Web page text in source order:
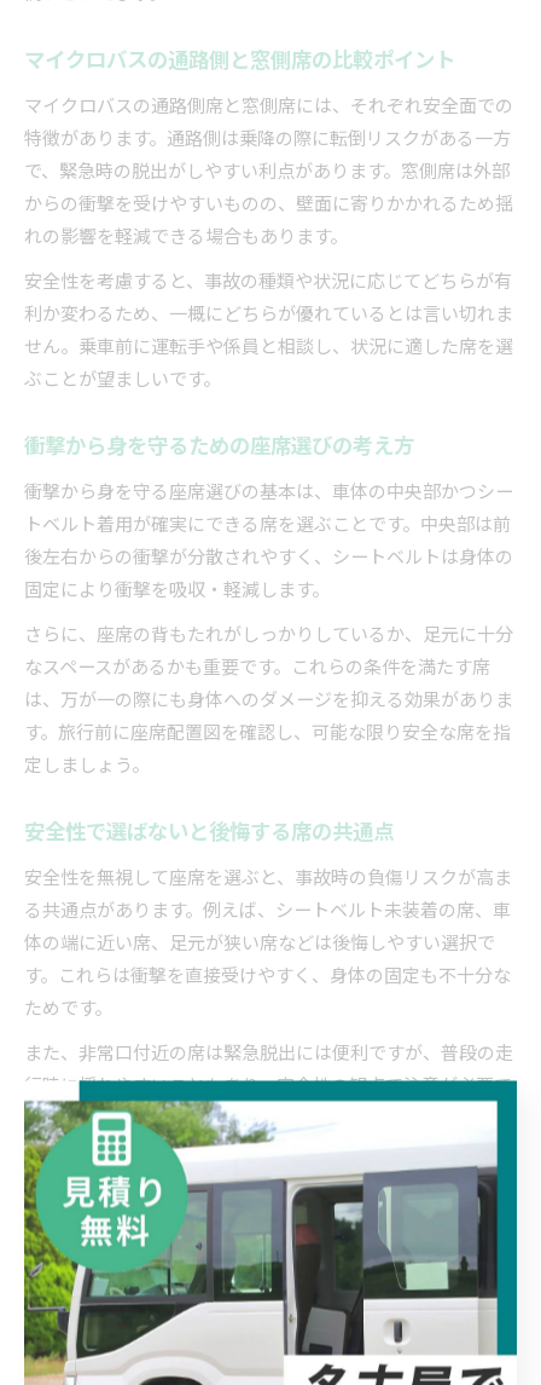
マイクロバスの通路側と窓側席の比較ポイント
マイクロバスの通路側席と窓側席には、それぞれ安全面での
特徴があります。通路側は乗降の際に転倒リスクがある一方
で、緊急時の脱出がしやすい利点があります。窓側席は外部
からの衝撃を受けやすいものの、壁面に寄りかかれるため揺
れの影響を軽減できる場合もあります。
安全性を考慮すると、事故の種類や状況に応じてどちらが有
利か変わるため、一概にどちらが優れているとは言い切れま
せん。乗車前に運転手や係員と相談し、状況に適した席を選
ぶことが望ましいです。
衝撃から身を守るための座席選びの考え方
衝撃から身を守る座席選びの基本は、車体の中央部かつシー
トベルト着用が確実にできる席を選ぶことです。中央部は前
後左右からの衝撃が分散されやすく、シートベルトは身体の
固定により衝撃を吸収・軽減します。
さらに、座席の背もたれがしっかりしているか、足元に十分
なスペースがあるかも重要です。これらの条件を満たす席
は、万が一の際にも身体へのダメージを抑える効果がありま
す。旅行前に座席配置図を確認し、可能な限り安全な席を指
定しましょう。
安全性で選ばないと後悔する席の共通点
安全性を無視して座席を選ぶと、事故時の負傷リスクが高ま
る共通点があります。例えば、シートベルト未装着の席、車
体の端に近い席、足元が狭い席などは後悔しやすい選択で
す。これらは衝撃を直接受けやすく、身体の固定も不十分な
ためです。
また、非常口付近の席は緊急脱出には便利ですが、普段の走
行時に揺れやすいこともあり、安全性の観点で注意が必要で
す。座席選びでは安全性を最優先し、運転手やスタッフのア
ドバイスも活用することが重要です。
安心を高めるマイクロバスの運転
注意点